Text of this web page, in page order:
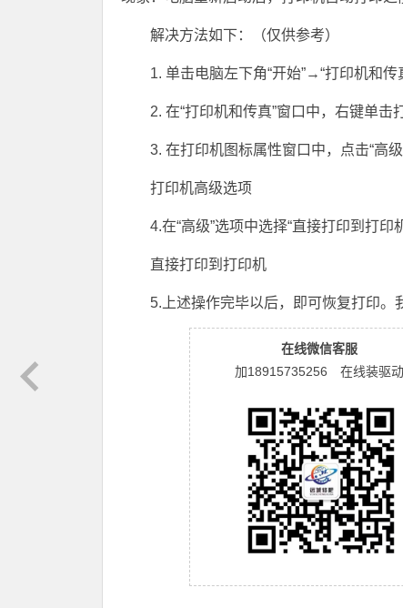
解决方法如下：（仅供参考）
1. 单击电脑左下角“开始”→“打印机和传
2. 在“打印机和传真”窗口中，右键单击
3. 在打印机图标属性窗口中，点击“高级
打印机高级选项
4.在“高级”选项中选择“直接打印到打印
直接打印到打印机
5.上述操作完毕以后，即可恢复打印。
在线微信客服
加18915735256 在线装驱动